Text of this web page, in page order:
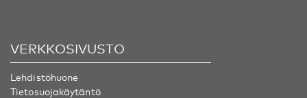
VERKKOSIVUSTO
Lehdistöhuone
Tietosuojakäytäntö